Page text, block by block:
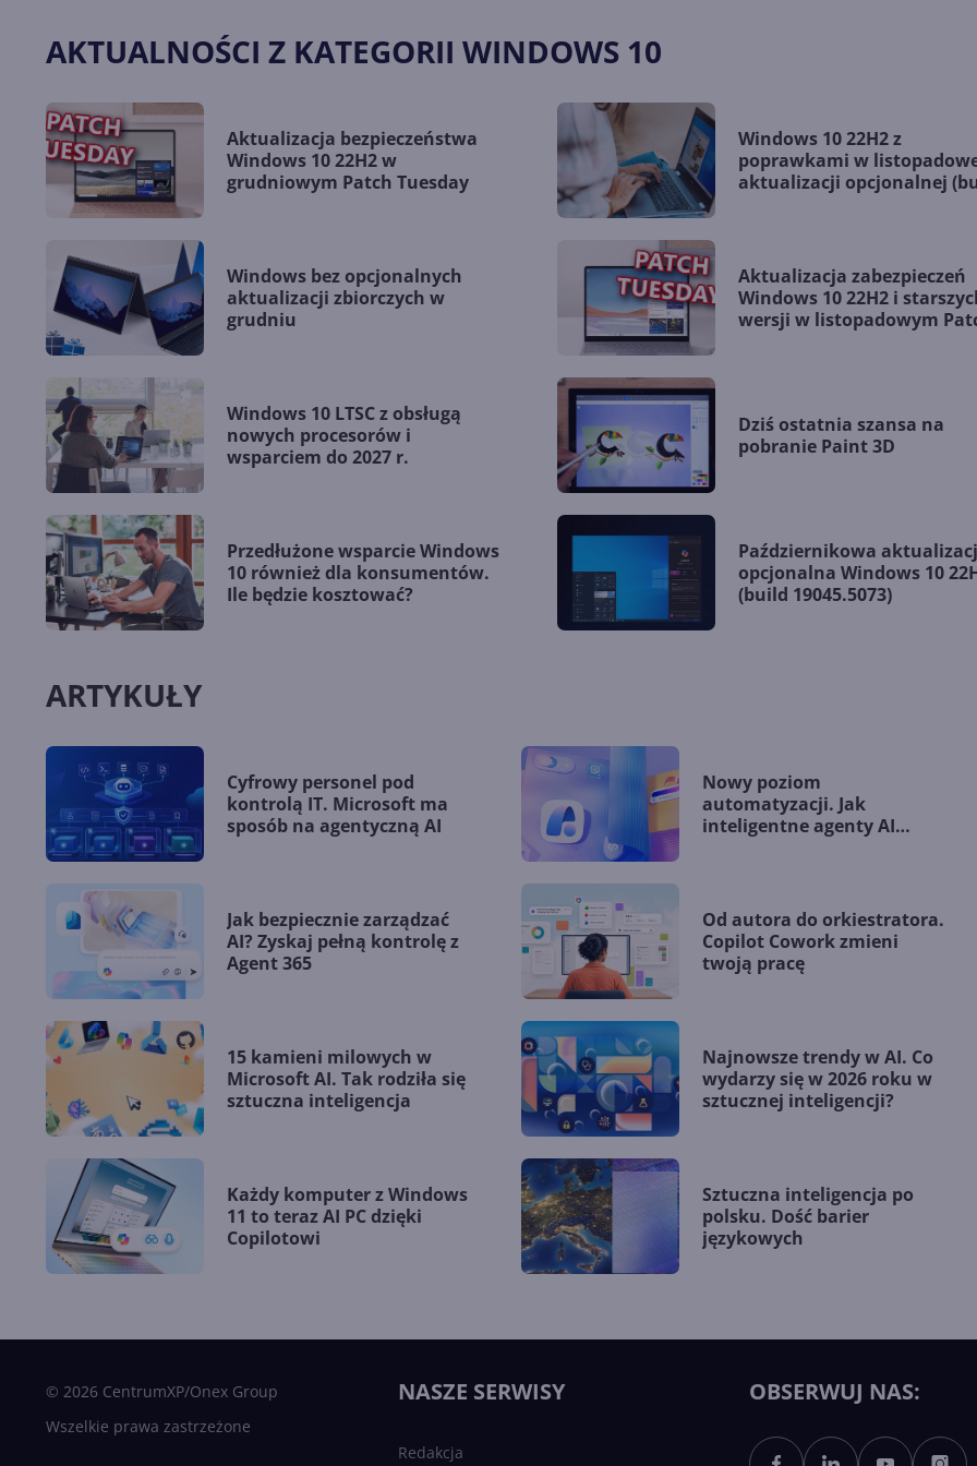
AKTUALNOŚCI Z KATEGORII WINDOWS 10
Aktualizacja bezpieczeństwa
Windows 10 22H2 w
grudniowym Patch Tuesday
Windows 10 22H2 z
poprawkami w
aktualizacji opcjonalnej
Windows bez opcjonalnych
aktualizacji zbiorczych w
grudniu
Aktualizacja zabezpieczeń
Windows 10 22H2 i
wersji w listopadowym
Windows 10 LTSC z obsługą
nowych procesorów i
wsparciem do 2027 r.
Dziś ostatnia szansa na
pobranie Paint 3D
Przedłużone wsparcie Windows
10 również dla konsumentów.
Ile będzie kosztować?
Październikowa
opcjonalna Windows 10
(build 19045.5073)
ARTYKUŁY
Cyfrowy personel pod
kontrolą IT. Microsoft ma
sposób na agentyczną AI
Nowy poziom
automatyzacji. Jak
inteligentne agenty AI
Jak bezpiecznie zarządzać
AI? Zyskaj pełną kontrolę z
Agent 365
Od autora do orkiestratora.
Copilot Cowork zmieni
twoją pracę
15 kamieni milowych w
Microsoft AI. Tak rodziła się
sztuczna inteligencja
Najnowsze trendy w AI. Co
wydarzy się w 2026 roku w
sztucznej inteligencji?
Każdy komputer z Windows
11 to teraz AI PC dzięki
Copilotowi
Sztuczna inteligencja po
polsku. Dość barier
językowych
© 2026 CentrumXP/Onex Group
Wszelkie prawa zastrzeżone
NASZE SERWISY
Redakcja
OBSERWUJ NAS: